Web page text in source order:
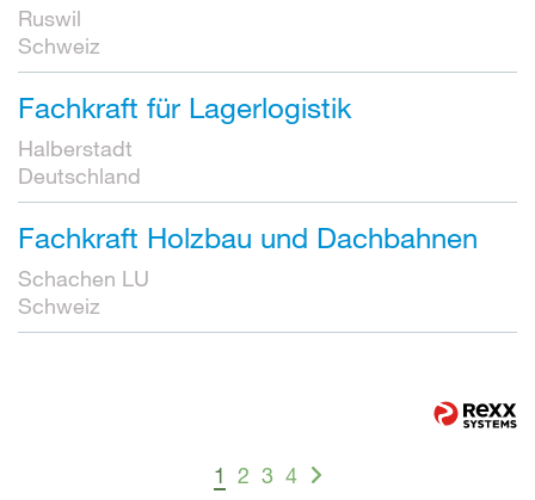
Ruswil
Schweiz
Fachkraft für Lagerlogistik
Halberstadt
Deutschland
Fachkraft Holzbau und Dachbahnen
Schachen LU
Schweiz
1 2 3 4